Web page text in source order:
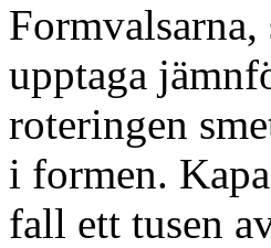
Formvalsarna,
upptaga
roteringen
i formen.
fall ett tusen